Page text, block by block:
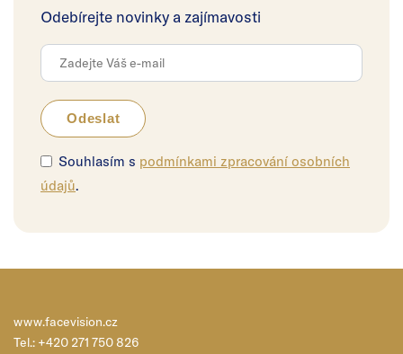
Odebírejte novinky a zajímavosti
Souhlasím s podmínkami zpracování osobních
údajů.
www.facevision.cz
Tel.: +420 271 750 826